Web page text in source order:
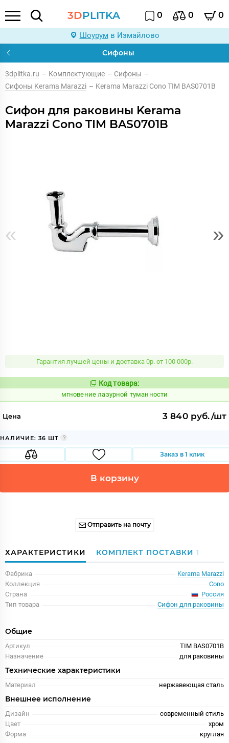
3DPLITKA 0 0 0
Шоурум в Измайлово
Сифоны
3dplitka.ru – Комплектующие – Сифоны –
Сифоны Kerama Marazzi – Kerama Marazzi Cono TIM BAS0701B
Сифон для раковины Kerama
Marazzi Cono TIM BAS0701B
« »
Гарантия лучшей цены и доставка 0р. от 100 000р.
Код:
942734
Код товара:
мгновение лазурной туманности
Цена 3 840 руб./шт
НАЛИЧИЕ: 36 ШТ
Заказ в 1 клик
В корзину
Отправить на почту
ХАРАКТЕРИСТИКИ КОМПЛЕКТ ПОСТАВКИ 1
Фабрика
Kerama Marazzi
Коллекция
Cono
Страна
Россия
Тип товара
Сифон для раковины
Общие
Артикул
TIM BAS0701B
Назначение
для раковины
Технические характеристики
Материал нержавеющая сталь
Внешнее исполнение
Дизайн
современный стиль
Цвет
хром
Форма
круглая